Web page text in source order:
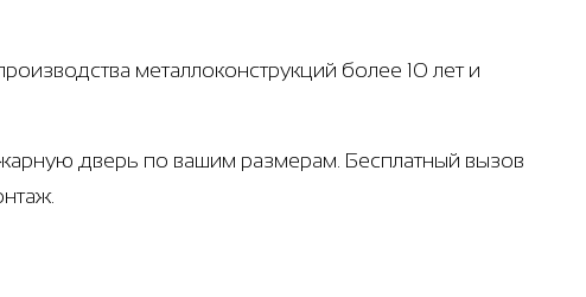
металлоконструкций более 10 лет и
дверь по вашим размерам. Бесплатный вызов